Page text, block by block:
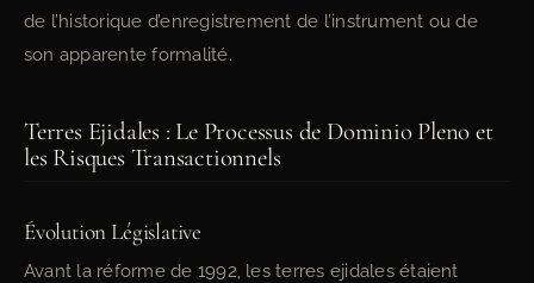
de l’historique d’enregistrement de l’instrument ou de
son apparente formalité.
Terres Ejidales : Le Processus de Dominio Pleno et
les Risques Transactionnels
Évolution Législative
Avant la réforme de 1992, les terres ejidales étaient